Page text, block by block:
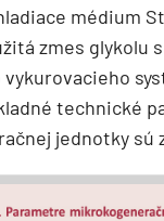
médium
zmes glykolu
vykurovacieho
technické
jednotky sú